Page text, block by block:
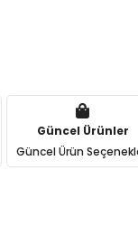
Güncel Ürünler
Güncel Ürün